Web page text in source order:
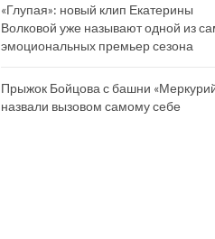
«Глупая»: новый клип Екатерины
Волковой уже называют одной из
эмоциональных премьер сезона
Прыжок Бойцова с башни
назвали вызовом самому себе